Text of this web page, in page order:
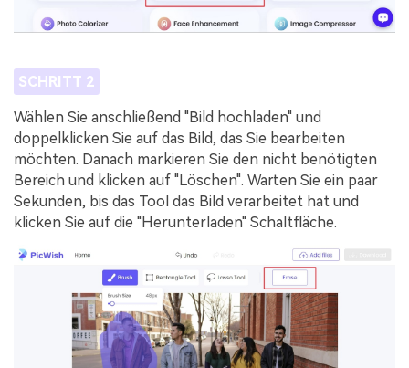
SCHRITT 2
Wählen Sie anschließend "Bild hochladen" und
doppelklicken Sie auf das Bild, das Sie bearbeiten
möchten. Danach markieren Sie den nicht benötigten
Bereich und klicken auf "Löschen". Warten Sie ein paar
Sekunden, bis das Tool das Bild verarbeitet hat und
klicken Sie auf die "Herunterladen" Schaltfläche.